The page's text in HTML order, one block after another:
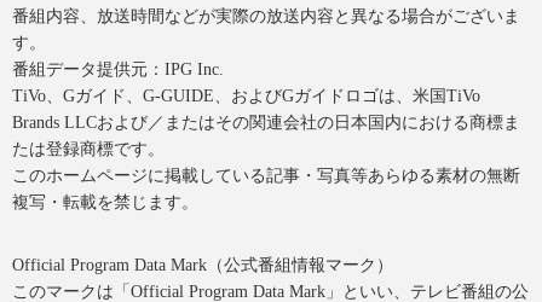
番組内容、放送時間などが実際の放送内容と異なる場合がございま
す。
番組データ提供元：IPG Inc.
TiVo、Gガイド、G-GUIDE、およびGガイドロゴは、米国TiVo
Brands LLCおよび／またはその関連会社の日本国内における商標ま
たは登録商標です。
このホームページに掲載している記事・写真等あらゆる素材の無断
複写・転載を禁じます。
Official Program Data Mark（公式番組情報マーク）
このマークは「Official Program Data Mark」といい、テレビ番組の公